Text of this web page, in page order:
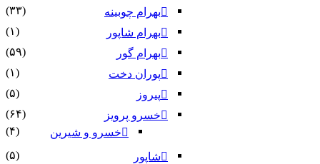
بهرام چوبینه
(۳۳)
بهرام شاپور
(۱)
بهرام گور
(۵۹)
پوران دخت
(۱)
پیروز
(۵)
خسرو پرویز
(۶۴)
خسرو و شیرین
(۴)
شاپور
(۵)